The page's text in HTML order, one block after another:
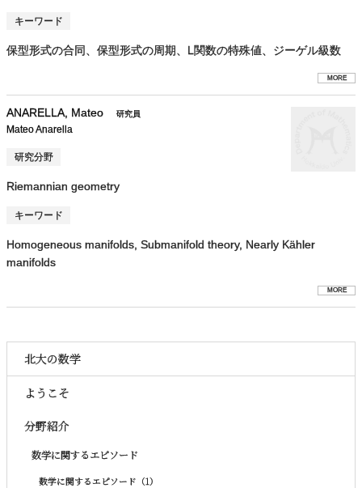
北大の数学
ようこそ
分野紹介
数学に関するエピソード
数学に関するエピソード（1）
キーワード
保型形式の合同、保型形式の周期、L関数の特殊値、ジーゲル級数
MORE
ANARELLA, Mateo 研究員
Mateo Anarella
研究分野
Riemannian geometry
キーワード
Homogeneous manifolds, Submanifold theory, Nearly Kähler
manifolds
MORE